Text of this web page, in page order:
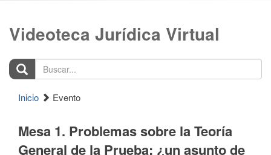
Videoteca Jurídica Virtual
Buscar...
Inicio Evento
Mesa 1. Problemas sobre la Teoría
General de la Prueba: ¿un asunto de